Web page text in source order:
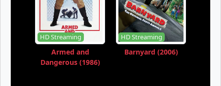
HD Streaming
Armed and
Dangerous (1986)
HD Streaming
Barnyard (2006)